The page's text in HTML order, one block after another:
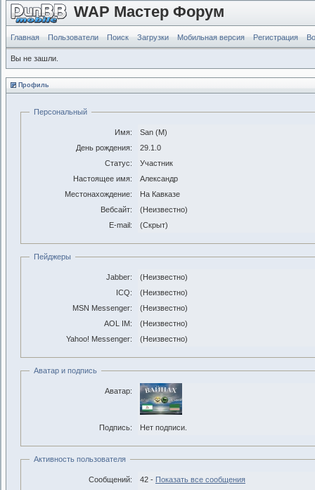
WAP Мастер Форум
Главная Пользователи Поиск Загрузки Мобильная версия Регистрация
Вы не зашли.
Профиль
Персональный
Имя:
San (М)
День рождения:
29.1.0
Статус:
Участник
Настоящее имя:
Александр
Местонахождение:
На Кавказе
Вебсайт:
(Неизвестно)
E-mail:
(Скрыт)
Пейджеры
Jabber:
(Неизвестно)
ICQ:
(Неизвестно)
MSN Messenger:
(Неизвестно)
AOL IM:
(Неизвестно)
Yahoo! Messenger:
(Неизвестно)
Аватар и подпись
Аватар:
Подпись: Нет подписи.
Активность пользователя
Сообщений: 42 - Показать все сообщения